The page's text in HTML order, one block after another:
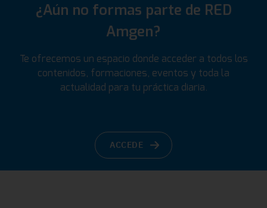
¿Aún no formas parte de RED
Amgen?
Te ofrecemos un espacio donde acceder a todos los
contenidos, formaciones, eventos y toda la
actualidad para tu práctica diaria.
ACCEDE